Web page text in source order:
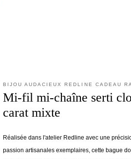
BIJOU AUDACIEUX REDLINE CADEAU
Mi-fil mi-chaîne serti
carat mixte
Réalisée dans l'atelier Redline avec une
passion artisanales exemplaires, cette bague